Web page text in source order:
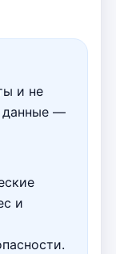
и не
данные —
и